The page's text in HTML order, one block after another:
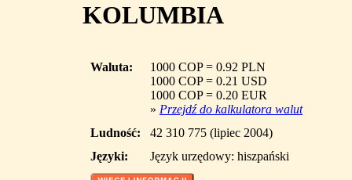
KOLUMBIA
Waluta:
1000 COP = 0.92 PLN
1000 COP = 0.21 USD
1000 COP = 0.20 EUR
» Przejdź do kalkulatora walut
Ludność:
42 310 775 (lipiec 2004)
Języki:
Język urzędowy: hiszpański